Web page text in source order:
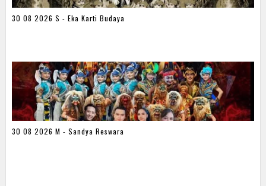
30 08 2026 S - Eka Karti Budaya
30 08 2026 M - Sandya Reswara